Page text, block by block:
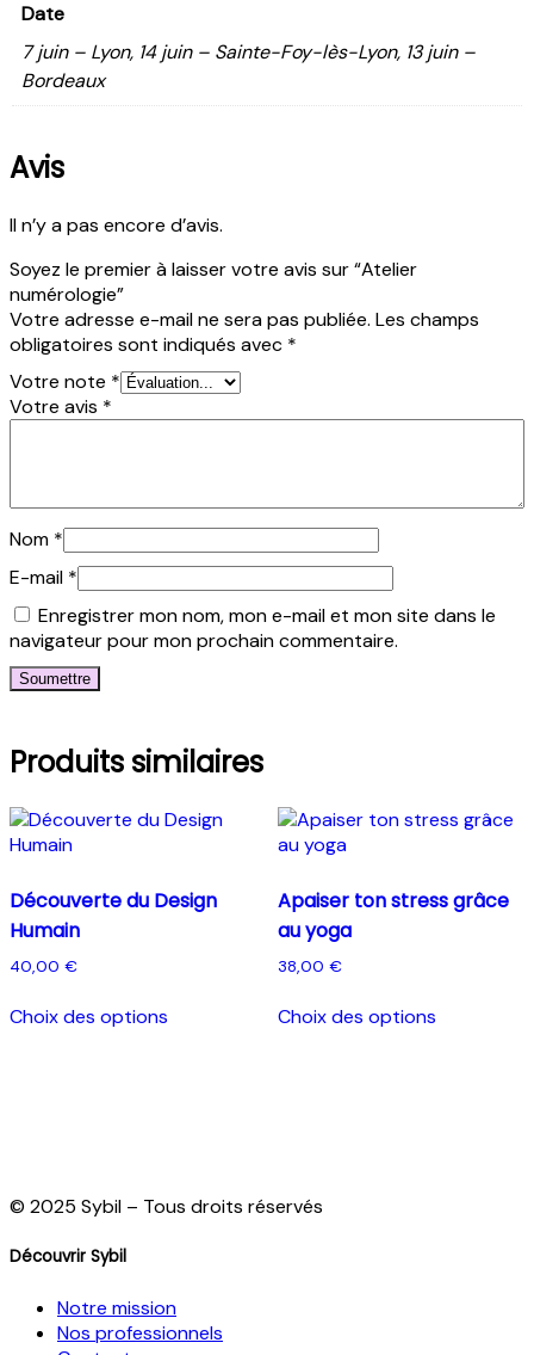
Date
7 juin – Lyon, 14 juin – Sainte-Foy-lès-Lyon, 13 juin –
Bordeaux
Avis
Il n’y a pas encore d’avis.
Soyez le premier à laisser votre avis sur “Atelier
numérologie”
Votre adresse e-mail ne sera pas publiée. Les champs
obligatoires sont indiqués avec *
Votre note *
Votre avis *
Nom *
E-mail *
Enregistrer mon nom, mon e-mail et mon site dans le
navigateur pour mon prochain commentaire.
Produits similaires
Découverte du Design
Humain
40,00 €
Choix des options
être
choisies
du
produit
Apaiser ton stress grâce
au yoga
38,00 €
Choix des optionsproduit
© 2025 Sybil – Tous droits réservés
Découvrir Sybil
Notre mission
Nos professionnels